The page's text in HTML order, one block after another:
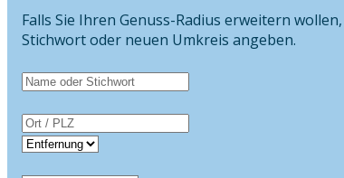
Falls Sie Ihren Genuss-Radius erweitern
Stichwort oder neuen Umkreis angeben.